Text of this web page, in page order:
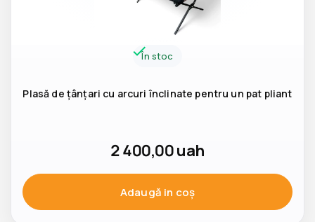
În stoc
Plasă de țânțari cu arcuri înclinate pentru un pat pliant
2 400,00uah
Adaugă in coş